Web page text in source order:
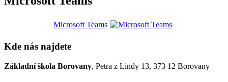
Microsoft Teams
Kde nás najdete
Základní škola Borovany, Petra z Lindy 13, 373 12 Borovany